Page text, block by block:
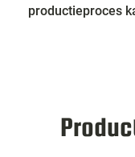
productieproces